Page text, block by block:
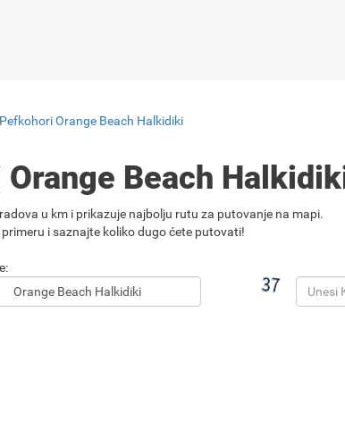
Orange Beach Halkidiki
Beach
u km i prikazuje najbolju rutu za putovanje na mapi.
i saznajte koliko dugo ćete putovati!